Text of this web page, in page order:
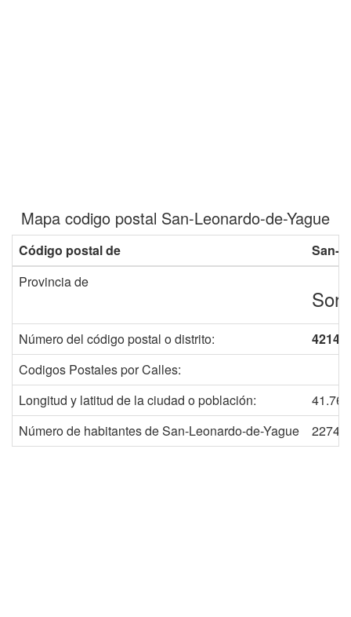
Mapa codigo postal San-Leonardo-de-Yague
Código postal de
San-
Provincia de
Número del código postal o distrito:
42140
Codigos Postales por Calles:
Longitud y latitud de la ciudad o población:
Número de habitantes de San-Leonardo-de-Yague
2274